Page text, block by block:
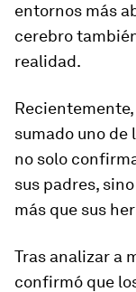
entornos más
cerebro
realidad.
sumado uno de
no solo
sus padres,
más que sus
Tras analizar a
confirmó que